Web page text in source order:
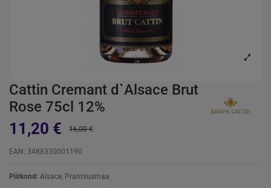
Cattin Cremant d`Alsace Brut
Rose 75cl 12%
11,20 € 16,00 €
EAN: 3488330001190
Piirkond: Alsace, Prantsusmaa